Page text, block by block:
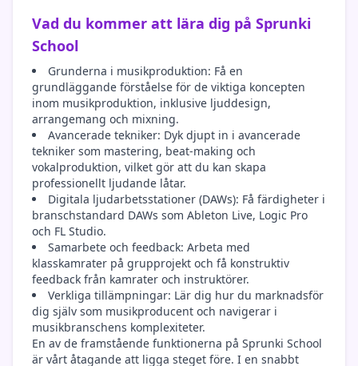
Vad du kommer att lära dig på Sprunki
School
Grunderna i musikproduktion: Få en
grundläggande förståelse för de viktiga koncepten
inom musikproduktion, inklusive ljuddesign,
arrangemang och mixning.
Avancerade tekniker: Dyk djupt in i avancerade
tekniker som mastering, beat-making och
vokalproduktion, vilket gör att du kan skapa
professionellt ljudande låtar.
Digitala ljudarbetsstationer (DAWs): Få färdigheter i
branschstandard DAWs som Ableton Live, Logic Pro
och FL Studio.
Samarbete och feedback: Arbeta med
klasskamrater på grupprojekt och få konstruktiv
feedback från kamrater och instruktörer.
Verkliga tillämpningar: Lär dig hur du marknadsför
dig själv som musikproducent och navigerar i
musikbranschens komplexiteter.
En av de framstående funktionerna på Sprunki School
är vårt åtagande att ligga steget före. I en snabbt